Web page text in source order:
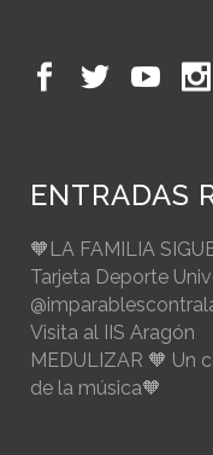
ENTRADAS
🧡LA FAMILIA
Tarjeta Deporte
Visita al IIS Aragón
MEDULIZAR 🧡 Un
de la música🧡